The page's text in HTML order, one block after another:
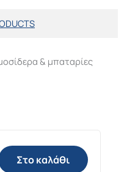
& μπαταρίες
Στο καλάθι